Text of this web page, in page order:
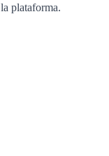
plataforma.